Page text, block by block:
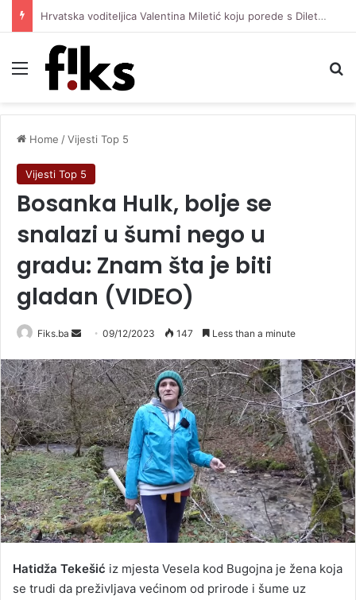
Hrvatska voditeljica Valentina Miletić koju porede s Dilettom Leotom oduševila pozirajući u bikiniju
Menu
Home /Vijesti Top 5
Vijesti Top 5
Bosanka Hulk, bolje se
snalazi u šumi nego u
gradu: Znam šta je biti
gladan (VIDEO)
Fiks.ba
Send
email
09/12/2023 147 Less than a minute
Hatidža Tekešić iz mjesta Vesela kod Bugojna je žena koja
se trudi da preživljava većinom od prirode i šume uz